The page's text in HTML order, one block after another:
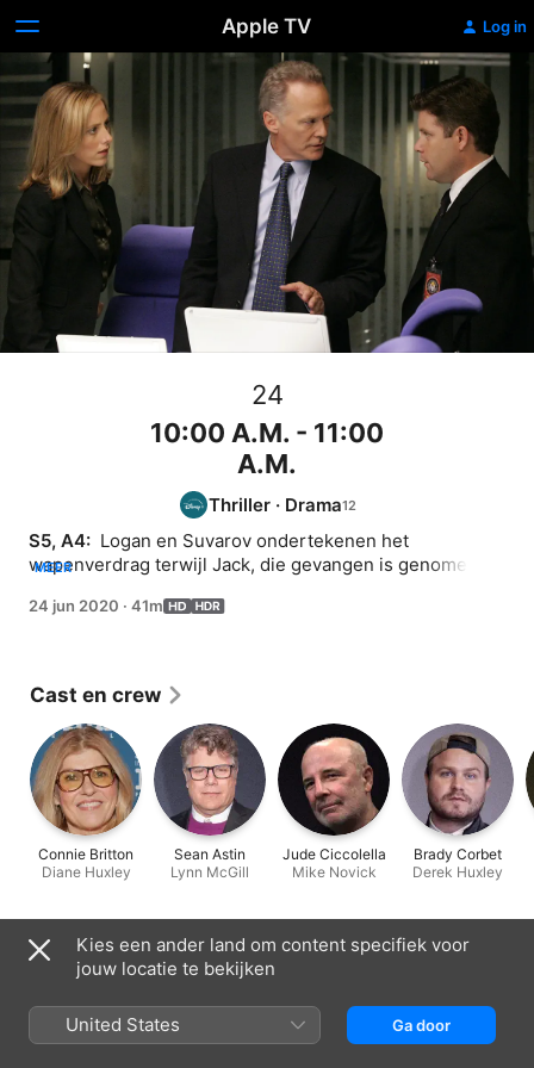
Apple TV Log in
24
10:00 A.M. - 11:00
A.M.
Thriller · Drama
S5, A4: Logan en Suvarov ondertekenen het
wapenverdrag terwijl Jack, die gevangen is genomen
probeert te sturen. Martha probeert zonder succes de
MEER
24 jun 2020 · 41m
Cast en crew
Connie Britton
Diane Huxley
Sean Astin
Lynn McGill
Jude Ciccolella
Mike Novick
Brady Corbet
Derek Huxley
Informatie
2020
Lengte
Kies een ander land om content specifiek voor
jouw locatie te bekijken
United States Ga door